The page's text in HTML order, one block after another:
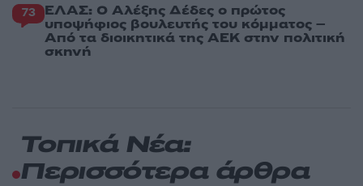
73 ΕΛΑΣ: Ο Αλέξης Δέδες ο πρώτος
υποψήφιος βουλευτής του κόμματος –
Από τα διοικητικά της ΑΕΚ στην πολιτική
σκηνή
Τοπικά Νέα:
Περισσότερα άρθρα